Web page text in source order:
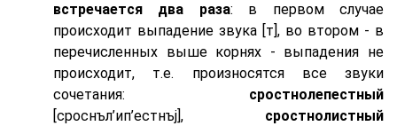
встречается два раза: в первом случае
происходит выпадение звука [т], во втором - в
перечисленных выше корнях - выпадения не
происходит, т.е. произносятся все звуки
сочетания: сростнолепестный
[сроснъл’ип’естнъj], сростнолистный